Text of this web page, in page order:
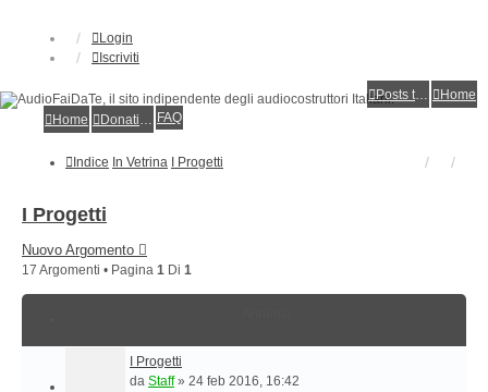
Login
Iscriviti
Posts toplist
Home
Home
Donations FAQ
Indice In Vetrina I Progetti
I Progetti
Nuovo Argomento
17 Argomenti • Pagina 1 Di 1
I Progetti
da Staff» 24 feb 2016, 16:42